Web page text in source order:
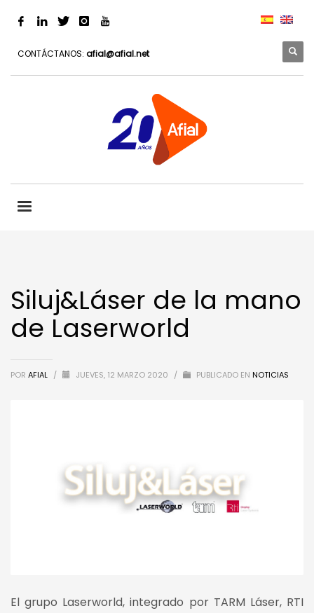
CONTÁCTANOS: afial@afial.net
Siluj&Láser de la mano
de Laserworld
POR AFIAL / JUEVES, 12 MARZO 2020 / PUBLICADO EN NOTICIAS
El grupo Laserworld, integrado por TARM Láser, RTI